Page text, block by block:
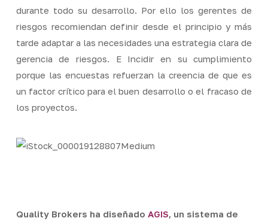
durante todo su desarrollo. Por ello los gerentes de
riesgos recomiendan definir desde el principio y más
tarde adaptar a las necesidades una estrategia clara de
gerencia de riesgos. E Incidir en su cumplimiento
porque las encuestas refuerzan la creencia de que es
un factor crítico para el buen desarrollo o el fracaso de
los proyectos.
Quality Brokers ha diseñado AGIS, un sistema de